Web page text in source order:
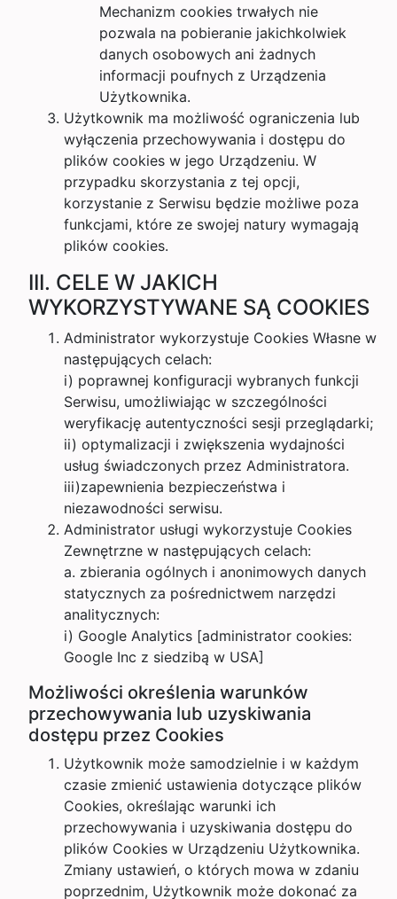
Mechanizm cookies trwałych nie
pozwala na pobieranie jakichkolwiek
danych osobowych ani żadnych
informacji poufnych z Urządzenia
Użytkownika.
Użytkownik ma możliwość ograniczenia lub
wyłączenia przechowywania i dostępu do
plików cookies w jego Urządzeniu. W
przypadku skorzystania z tej opcji,
korzystanie z Serwisu będzie możliwe poza
funkcjami, które ze swojej natury wymagają
plików cookies.
III. CELE W JAKICH
WYKORZYSTYWANE SĄ COOKIES
Administrator wykorzystuje Cookies Własne w
następujących celach:
i) poprawnej konfiguracji wybranych funkcji
Serwisu, umożliwiając w szczególności
weryfikację autentyczności sesji przeglądarki;
ii) optymalizacji i zwiększenia wydajności
usług świadczonych przez Administratora.
iii)zapewnienia bezpieczeństwa i
niezawodności serwisu.
Administrator usługi wykorzystuje Cookies
Zewnętrzne w następujących celach:
a. zbierania ogólnych i anonimowych danych
statycznych za pośrednictwem narzędzi
analitycznych:
i) Google Analytics [administrator cookies:
Google Inc z siedzibą w USA]
Możliwości określenia warunków
przechowywania lub uzyskiwania
dostępu przez Cookies
Użytkownik może samodzielnie i w każdym
czasie zmienić ustawienia dotyczące plików
Cookies, określając warunki ich
przechowywania i uzyskiwania dostępu do
plików Cookies w Urządzeniu Użytkownika.
Zmiany ustawień, o których mowa w zdaniu
poprzednim, Użytkownik może dokonać za